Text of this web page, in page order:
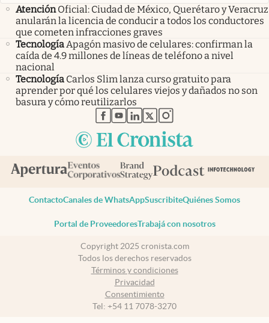
Atención Oficial: Ciudad de México, Querétaro y Veracruz
anularán la licencia de conducir a todos los conductores
que cometen infracciones graves
TecnologíaApagón masivo de celulares: confirman la
caída de 4.9 millones de líneas de teléfono a nivel
nacional
Tecnología Carlos Slim lanza curso gratuito para
aprender por qué los celulares viejos y dañados no son
basura y cómo reutilizarlos
abre en nueva pestaña
abre en nueva pestaña
abre en nueva pestaña
abre en nueva pestaña
abre en nueva pestaña
ContactoCanales de WhatsAppSuscribiteQuiénes Somos
Portal de ProveedoresTrabajá con nosotros
Copyright 2025 cronista.com
Todos los derechos reservados
Términos y condiciones
Privacidad
Consentimiento
Tel: +54 11 7078-3270